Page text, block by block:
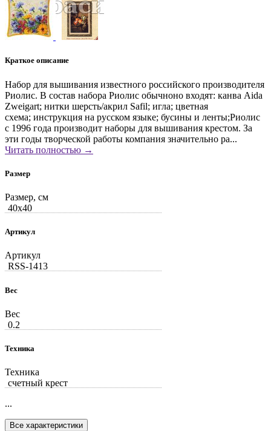
Краткое описание
Набор для вышивания известного российского производителя
Риолис. В состав набора Риолис обычноно входят: канва Aida
Zweigart; нитки шерсть/акрил Safil; игла; цветная
схема; инструкция на русском языке; бусины и ленты;Риолис
с 1996 года производит наборы для вышивания крестом. За
эти годы творческой работы компания значительно ра...
Читать полностью →
Размер
Размер, см
40x40
Артикул
Артикул
RSS-1413
Вес
Вес
0.2
Техника
Техника
счетный крест
...
Все характеристики